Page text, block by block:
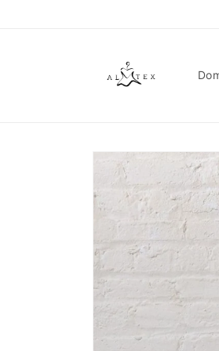
informácie
o
produkte